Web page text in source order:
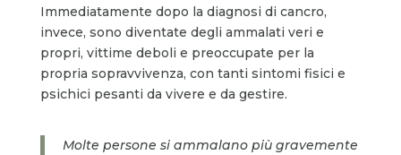
Immediatamente dopo la diagnosi di cancro,
invece, sono diventate degli ammalati veri e
propri, vittime deboli e preoccupate per la
propria sopravvivenza, con tanti sintomi fisici e
psichici pesanti da vivere e da gestire.
Molte persone si ammalano più gravemente